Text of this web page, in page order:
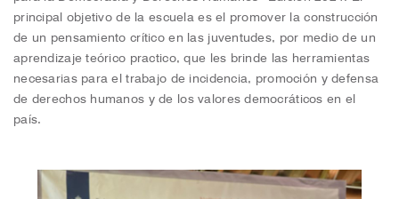
principal objetivo de la escuela es el promover la construcción
de un pensamiento crítico en las juventudes, por medio de un
aprendizaje teórico practico, que les brinde las herramientas
necesarias para el trabajo de incidencia, promoción y defensa
de derechos humanos y de los valores democráticos en el
país.